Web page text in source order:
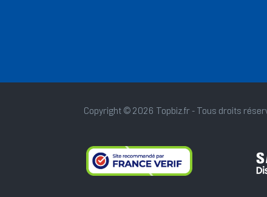
Copyright © 2026 Topbiz.fr - Tous droits